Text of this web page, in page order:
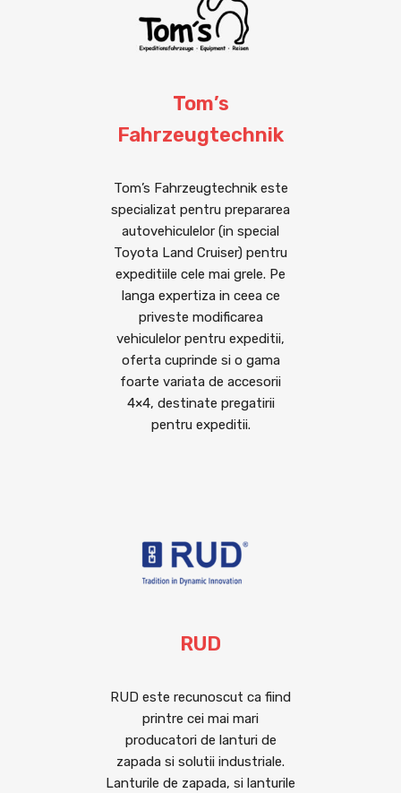
Tom’s
Fahrzeugtechnik
Tom’s Fahrzeugtechnik este
specializat pentru prepararea
autovehiculelor (in special
Toyota Land Cruiser) pentru
expeditiile cele mai grele. Pe
langa expertiza in ceea ce
priveste modificarea
vehiculelor pentru expeditii,
oferta cuprinde si o gama
foarte variata de accesorii
4×4, destinate pregatirii
pentru expeditii.
RUD
RUD este recunoscut ca fiind
printre cei mai mari
producatori de lanturi de
zapada si solutii industriale.
Lanturile de zapada, si lanturile